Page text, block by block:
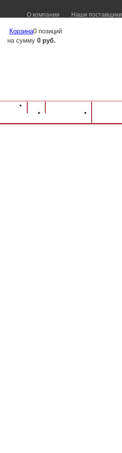
О компании Наши поставщики
Корзина0 позиций
на сумму 0 руб.
Оборудование для ресторанов и кафе